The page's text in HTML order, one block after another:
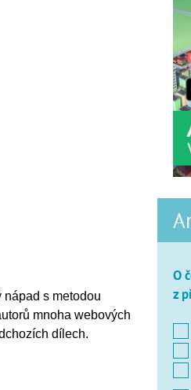
s metodou
mnoha webových
dílech.
O
z